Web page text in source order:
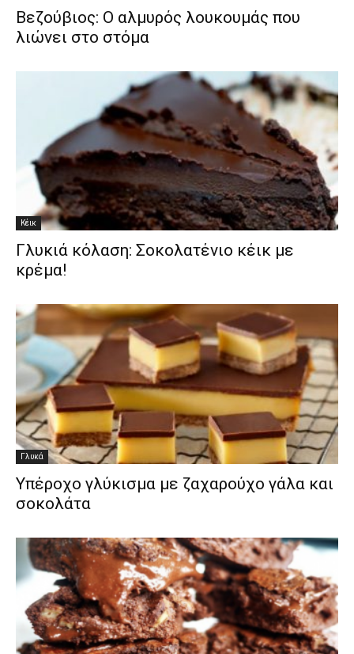
Βεζούβιος: Ο αλμυρός λουκουμάς που
λιώνει στο στόμα
Κέικ
Γλυκιά κόλαση: Σοκολατένιο κέικ με
κρέμα!
Γλυκά
Υπέροχο γλύκισμα με ζαχαρούχο γάλα και
σοκολάτα